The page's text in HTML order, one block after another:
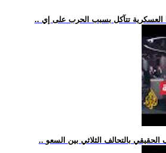
العسكرية تتآكل بسبب الحرب على إي
بالتحالف الثلاثي بين السعو